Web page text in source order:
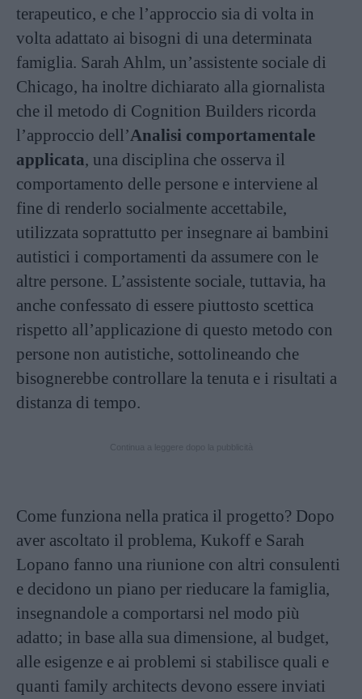
terapeutico, e che l’approccio sia di volta in
volta adattato ai bisogni di una determinata
famiglia. Sarah Ahlm, un’assistente sociale di
Chicago, ha inoltre dichiarato alla giornalista
che il metodo di Cognition Builders ricorda
l’approccio dell’Analisi comportamentale
applicata, una disciplina che osserva il
comportamento delle persone e interviene al
fine di renderlo socialmente accettabile,
utilizzata soprattutto per insegnare ai bambini
autistici i comportamenti da assumere con le
altre persone. L’assistente sociale, tuttavia, ha
anche confessato di essere piuttosto scettica
rispetto all’applicazione di questo metodo con
persone non autistiche, sottolineando che
bisognerebbe controllare la tenuta e i risultati a
distanza di tempo.
Come funziona nella pratica il progetto? Dopo
aver ascoltato il problema, Kukoff e Sarah
Lopano fanno una riunione con altri consulenti
e decidono un piano per rieducare la famiglia,
insegnandole a comportarsi nel modo più
adatto; in base alla sua dimensione, al budget,
alle esigenze e ai problemi si stabilisce quali e
quanti family architects devono essere inviati